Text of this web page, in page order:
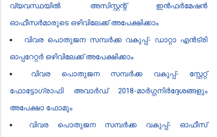
വ്യവസ്ഥയിൽ അസിസ്റ്റന്റ് ഇൻഫർമേഷൻ
ഓഫീസർമാരുടെ ഒഴിവിലേക്ക് അപേക്ഷിക്കാം
വിവര പൊതുജന സമ്പർക്ക വകുപ്പ്- ഡാറ്റാ എൻ‌ട്രി
ഓപ്പറേറ്റർ ഒഴിവിലേക്ക് അപേക്ഷിക്കാം
വിവര പൊതുജന സമ്പർക്ക വകുപ്പ്- സ്റ്റേറ്റ്
ഫോട്ടോഗ്രാഫി അവാർഡ് 2018-മാർഗ്ഗനിർദ്ദേശങ്ങളും
അപേക്ഷാ ഫോമും
വിവര പൊതുജന സമ്പർക്ക വകുപ്പ്- ഓഫീസ്